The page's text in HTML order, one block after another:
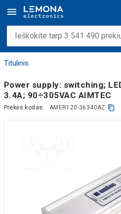
Titulinis
Power supply: switching;
3.4A; 90÷305VAC AIMTEC
Prekės kodas: AMER120-36340AZ